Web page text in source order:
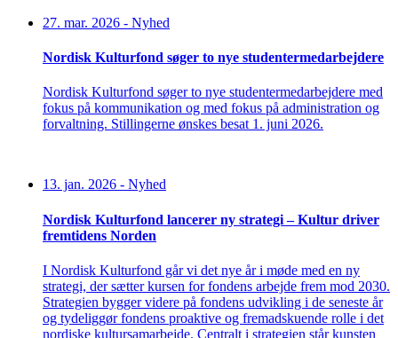
27. mar. 2026 - Nyhed
Nordisk Kulturfond søger to nye studentermedarbejdere
Nordisk Kulturfond søger to nye studentermedarbejdere med
fokus på kommunikation og med fokus på administration og
forvaltning. Stillingerne ønskes besat 1. juni 2026.
13. jan. 2026 - Nyhed
Nordisk Kulturfond lancerer ny strategi – Kultur driver
fremtidens Norden
I Nordisk Kulturfond går vi det nye år i møde med en ny
strategi, der sætter kursen for fondens arbejde frem mod 2030.
Strategien bygger videre på fondens udvikling i de seneste år
og tydeliggør fondens proaktive og fremadskuende rolle i det
nordiske kultursamarbejde. Centralt i strategien står kunsten